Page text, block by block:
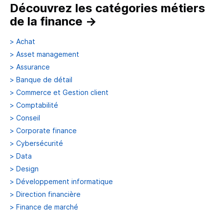
Découvrez les catégories métiers
de la finance →
> Achat
> Asset management
> Assurance
> Banque de détail
> Commerce et Gestion client
> Comptabilité
> Conseil
> Corporate finance
> Cybersécurité
> Data
> Design
> Développement informatique
> Direction financière
> Finance de marché